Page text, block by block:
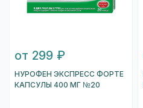
от 299 ₽
НУРОФЕН ЭКСПРЕСС ФОРТЕ
КАПСУЛЫ 400 МГ №20